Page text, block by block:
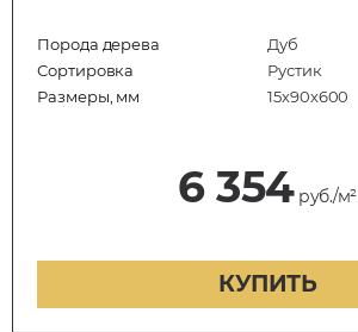
Порода дерева
Дуб
Сортировка
Рустик
Размеры, мм
15х90х600
6 354руб./м²
КУПИТЬ